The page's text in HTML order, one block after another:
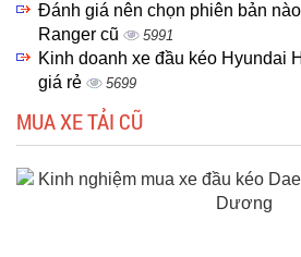
Đánh giá nên chọn phiên bản
Ranger cũ
5991
Kinh doanh xe đầu kéo Hyundai
giá rẻ
5699
MUA XE TẢI CŨ